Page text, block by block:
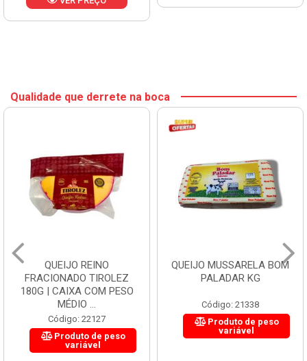
Qualidade que derrete na boca
QUEIJO REINO
FRACIONADO TIROLEZ
180G | CAIXA COM PESO
MÉDIO ...
Código: 22127
Produto de peso
variável
QUEIJO MUSSARELA BOM
PALADAR KG
Código: 21338
Produto de peso
variável